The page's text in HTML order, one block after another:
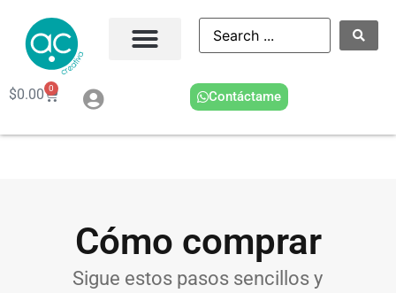
$0.00 0
Contáctame
Cómo comprar
Sigue estos pasos sencillos y